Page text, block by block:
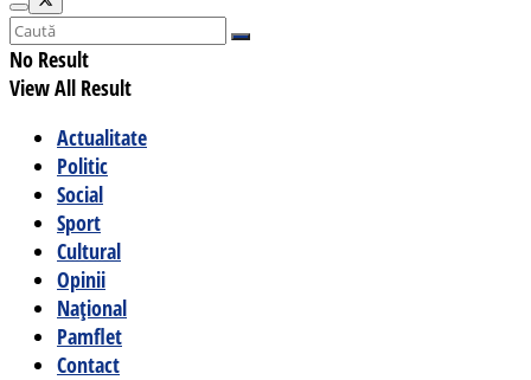
No Result
View All Result
Actualitate
Politic
Social
Sport
Cultural
Opinii
Național
Pamflet
Contact